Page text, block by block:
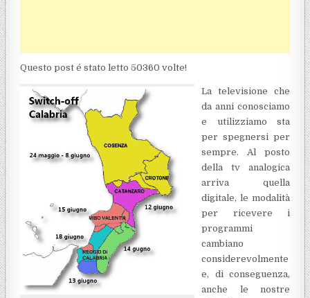
Questo post é stato letto 50360 volte!
La televisione che
da anni conosciamo
e utilizziamo sta
per spegnersi per
sempre. Al posto
della tv analogica
arriva quella
digitale, le modalità
per ricevere i
programmi
cambiano
considerevolmente
e, di conseguenza,
anche le nostre